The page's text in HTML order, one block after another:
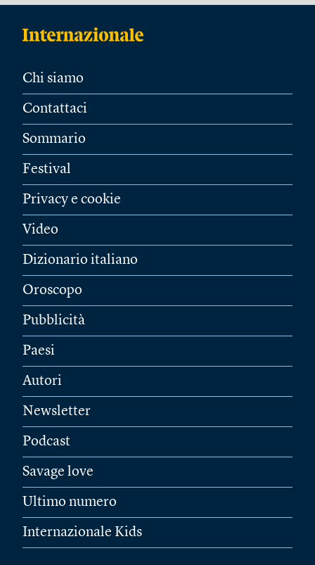
Chi siamo
Contattaci
Sommario
Festival
Privacy e cookie
Video
Dizionario italiano
Oroscopo
Pubblicità
Paesi
Autori
Newsletter
Podcast
Savage love
Ultimo numero
Internazionale Kids